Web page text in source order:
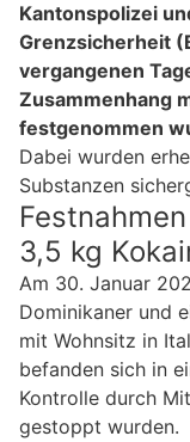
Kantonspolizei
Grenzsicherheit
vergangenen
Zusammenhang
festgenommen
Dabei wurden
Substanzen
3,5 kg
Am 30. Januar
Dominikaner und
mit Wohnsitz in
befanden sich in
Kontrolle durch
gestoppt wurden.